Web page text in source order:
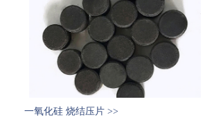
一氧化硅 烧结压片 >>